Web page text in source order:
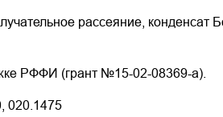
рассеяние, конденсат
РФФИ (грант №15-02-08369-а).
020.1475